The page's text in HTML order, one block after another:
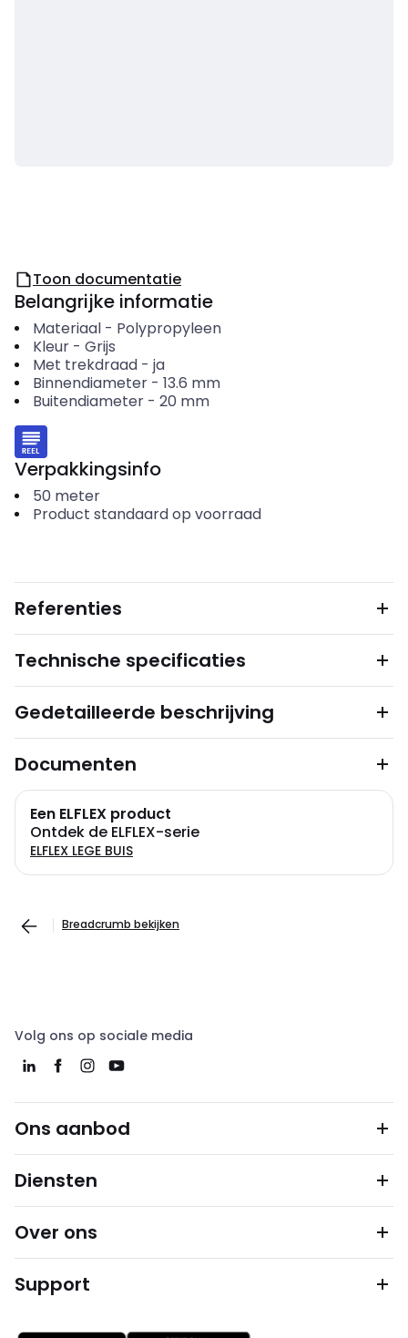
Toon documentatie
Belangrijke informatie
Materiaal- Polypropyleen
Kleur- Grijs
Met trekdraad- ja
Binnendiameter- 13.6 mm
Buitendiameter- 20 mm
Verpakkingsinfo
50 meter
Product standaard op voorraad
Referenties
Technische specificaties
Gedetailleerde beschrijving
Documenten
Een ELFLEX product
Ontdek de ELFLEX-serie
ELFLEX LEGE BUIS
Breadcrumb bekijken
Volg ons op sociale media
Ons aanbod
Diensten
Over ons
Support